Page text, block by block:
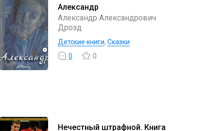
Александр
Александр Александрович
Дрозд
Детские книги, Сказки
0
0
Нечестный штрафной. Книга